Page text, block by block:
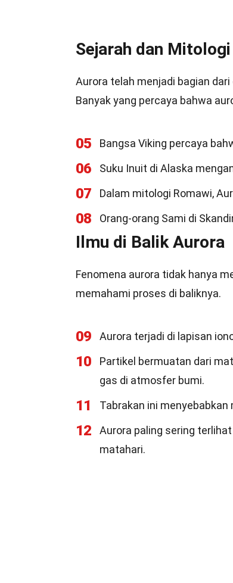
Sejarah dan
Aurora telah menjadi bagian
Banyak yang percaya bahwa
05 Bangsa Viking percaya
06 Suku Inuit di Alaska
07 Dalam mitologi Romawi,
08 Orang-orang Sami di
Ilmu di Balik Aurora
Fenomena aurora tidak hanya
memahami proses di baliknya.
09 Aurora terjadi di lapisan
10 Partikel bermuatan dari
gas di atmosfer bumi.
11 Tabrakan ini
12
Aurora paling sering
matahari.